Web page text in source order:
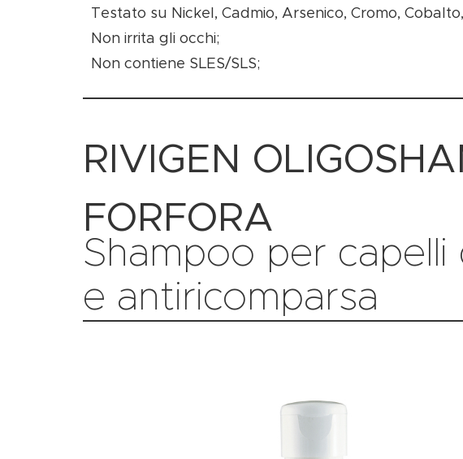
Testato su Nickel, Cadmio, Arsenico, Cromo,
Non irrita gli occhi;
Non contiene SLES/SLS;
RIVIGEN
FORFORA
Shampoo per
e antiricomparsa